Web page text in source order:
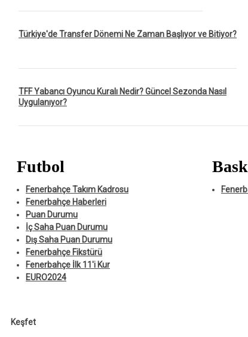
Türkiye'de Transfer Dönemi Ne Zaman Başlıyor ve Bitiyor?
TFF Yabancı Oyuncu Kuralı Nedir? Güncel Sezonda Nasıl
Uygulanıyor?
Futbol
Fenerbahçe Takım Kadrosu
Fenerbahçe Haberleri
Puan Durumu
İç Saha Puan Durumu
Dış Saha Puan Durumu
Fenerbahçe Fikstürü
Fenerbahçe İlk 11'i Kur
EURO2024
Keşfet